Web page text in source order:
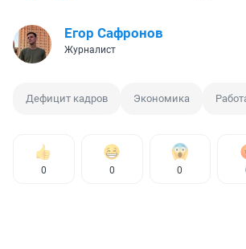
Егор Сафронов
Журналист
Дефицит кадров Экономика
0 0 0